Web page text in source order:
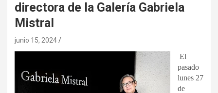
directora de la Galería Gabriela
Mistral
junio 15, 2024
El
pasado
lunes 27
de